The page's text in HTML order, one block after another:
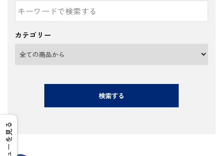
カテゴリー
検索する